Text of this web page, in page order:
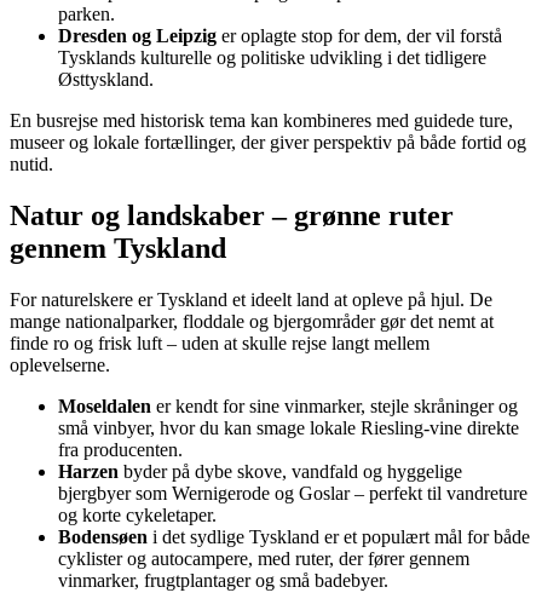
parken.
Dresden og Leipzig er oplagte stop for dem, der vil forstå
Tysklands kulturelle og politiske udvikling i det tidligere
Østtyskland.
En busrejse med historisk tema kan kombineres med guidede ture,
museer og lokale fortællinger, der giver perspektiv på både fortid og
nutid.
Natur og landskaber – grønne ruter
gennem Tyskland
For naturelskere er Tyskland et ideelt land at opleve på hjul. De
mange nationalparker, floddale og bjergområder gør det nemt at
finde ro og frisk luft – uden at skulle rejse langt mellem
oplevelserne.
Moseldalen er kendt for sine vinmarker, stejle skråninger og
små vinbyer, hvor du kan smage lokale Riesling-vine direkte
fra producenten.
Harzen byder på dybe skove, vandfald og hyggelige
bjergbyer som Wernigerode og Goslar – perfekt til vandreture
og korte cykeletaper.
Bodensøen i det sydlige Tyskland er et populært mål for både
cyklister og autocampere, med ruter, der fører gennem
vinmarker, frugtplantager og små badebyer.